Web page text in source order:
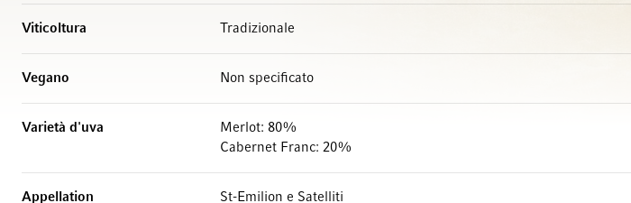
Viticoltura Tradizionale
Vegano Non specificato
Varietà d'uva
Merlot: 80%
Cabernet Franc: 20%
Appellation St-Emilion e Satelliti